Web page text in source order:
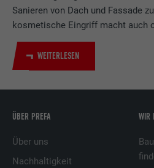
Sanieren von Dach und Fassade
kosmetische Eingriff macht auch
WEITERLESEN
ÜBER PREFA
Über uns
Nachhaltigkeit
WIR
Name bscookie
Anbieter LinkedIn
Zweck
LinkedIn für die
Verwendung von